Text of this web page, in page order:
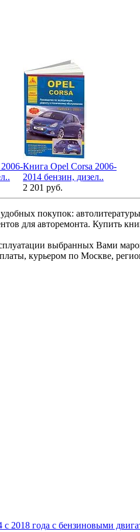
Книга Opel Corsa 2006-
2014 бензин, дизел..
2 201 руб.
покупок:
для авторемонта. Купить
выбранных Вами
курьером по Москве,
2018 года с бензиновыми